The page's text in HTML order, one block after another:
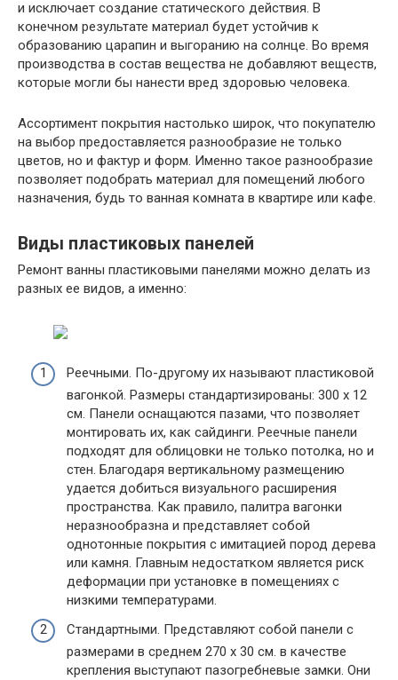
и исключает создание статического действия. В
конечном результате материал будет устойчив к
образованию царапин и выгоранию на солнце. Во время
производства в состав вещества не добавляют веществ,
которые могли бы нанести вред здоровью человека.
Ассортимент покрытия настолько широк, что покупателю
на выбор предоставляется разнообразие не только
цветов, но и фактур и форм. Именно такое разнообразие
позволяет подобрать материал для помещений любого
назначения, будь то ванная комната в квартире или кафе.
Виды пластиковых панелей
Ремонт ванны пластиковыми панелями можно делать из
разных ее видов, а именно:
Реечными. По-другому их называют пластиковой
вагонкой. Размеры стандартизированы: 300 х 12
см. Панели оснащаются пазами, что позволяет
монтировать их, как сайдинги. Реечные панели
подходят для облицовки не только потолка, но и
стен. Благодаря вертикальному размещению
удается добиться визуального расширения
пространства. Как правило, палитра вагонки
неразнообразна и представляет собой
однотонные покрытия с имитацией пород дерева
или камня. Главным недостатком является риск
деформации при установке в помещениях с
низкими температурами.
Стандартными. Представляют собой панели с
размерами в среднем 270 х 30 см. в качестве
крепления выступают пазогребневые замки. Они